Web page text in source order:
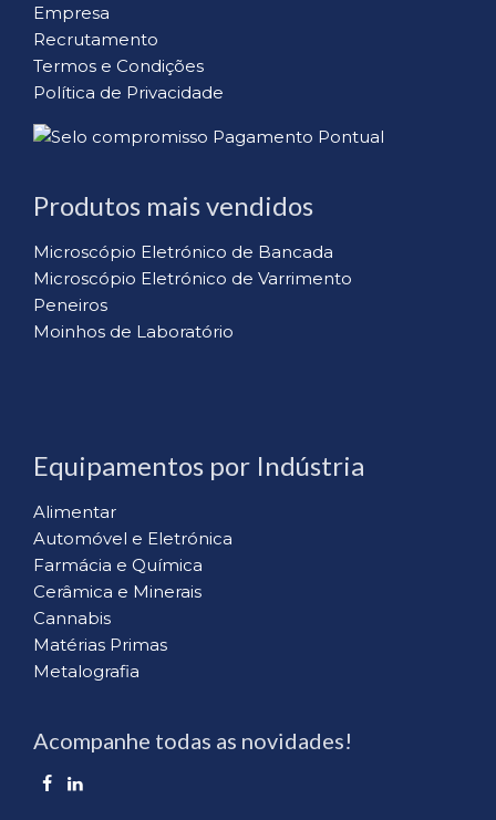
Empresa
Recrutamento
Termos e Condições
Política de Privacidade
Produtos mais vendidos
Microscópio Eletrónico de Bancada
Microscópio Eletrónico de Varrimento
Peneiros
Moinhos de Laboratório
Equipamentos por Indústria
Alimentar
Automóvel e Eletrónica
Farmácia e Química
Cerâmica e Minerais
Cannabis
Matérias Primas
Metalografia
Acompanhe todas as novidades!